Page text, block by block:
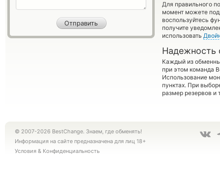
Для правильного
момент можете
воспользуйтесь
получите
использовать
Надежность
Каждый из
при этом команда
Использование
пунктах. При
размер резервов и
© 2007-2026 BestChange. Знаем, где обменять!
Информация на сайте предназначена для лиц 18+
Условия & Конфиденциальность